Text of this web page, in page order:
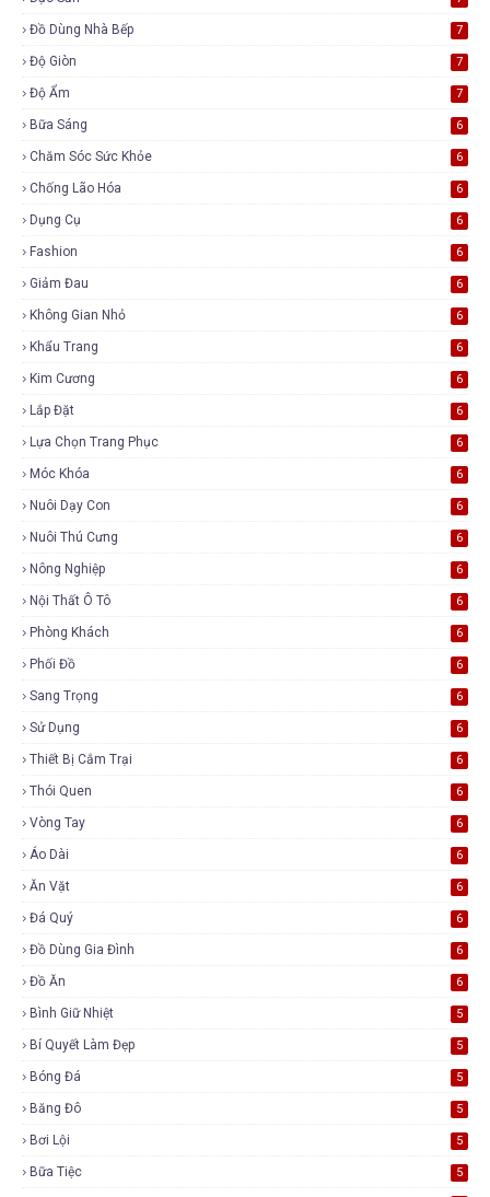
Đồ Dùng Nhà Bếp 7
Độ Giòn 7
Độ Ẩm 7
Bữa Sáng 6
Chăm Sóc Sức Khỏe 6
Chống Lão Hóa 6
Dụng Cụ 6
Fashion 6
Giảm Đau 6
Không Gian Nhỏ 6
Khẩu Trang 6
Kim Cương 6
Lắp Đặt 6
Lựa Chọn Trang Phục 6
Móc Khóa 6
Nuôi Dạy Con 6
Nuôi Thú Cưng 6
Nông Nghiệp 6
Nội Thất Ô Tô 6
Phòng Khách 6
Phối Đồ 6
Sang Trọng 6
Sử Dụng 6
Thiết Bị Cắm Trại 6
Thói Quen 6
Vòng Tay 6
Áo Dài 6
Ăn Vặt 6
Đá Quý 6
Đồ Dùng Gia Đình 6
Đồ Ăn 6
Bình Giữ Nhiệt 5
Bí Quyết Làm Đẹp 5
Bóng Đá 5
Băng Đô 5
Bơi Lội 5
Bữa Tiệc 5